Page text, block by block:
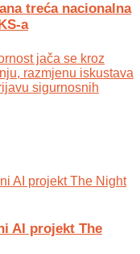
treća nacionalna
a
jača se kroz
razmjenu iskustava
sigurnosnih
AI projekt The